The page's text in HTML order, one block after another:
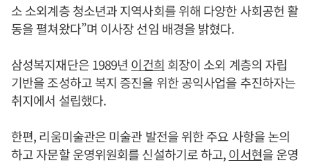
소 소외계층 청소년과 지역사회를 위해 다양한 사회공헌 활
동을 펼쳐왔다”며 이사장 선임 배경을 밝혔다.
삼성복지재단은 1989년 이건희 회장이 소외 계층의 자립
기반을 조성하고 복지 증진을 위한 공익사업을 추진하자는
취지에서 설립했다.
한편, 리움미술관은 미술관 발전을 위한 주요 사항을 논의
하고 자문할 운영위원회를 신설하기로 하고,이서현을 운영